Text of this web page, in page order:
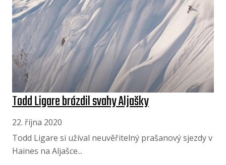
Todd Ligare brázdil svahy Aljašky
22. října 2020
Todd Ligare si užíval neuvěřitelný prašanový sjezdy v
Haines na Aljašce...